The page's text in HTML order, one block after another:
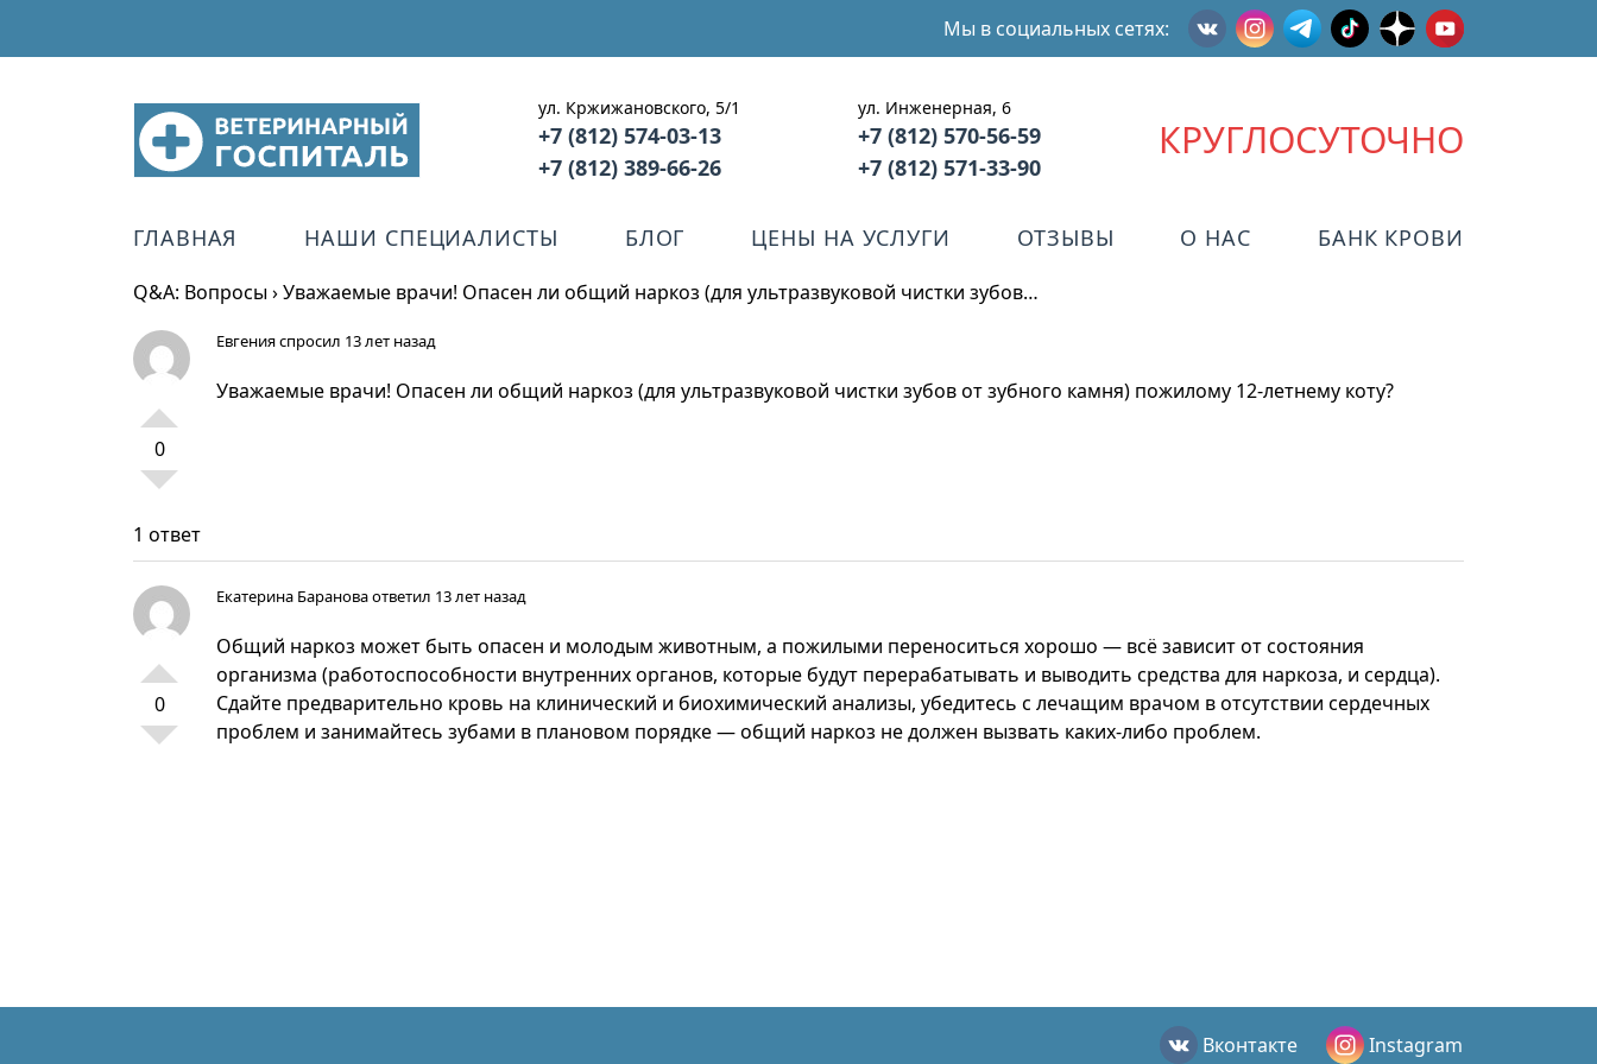
Мы в социальных сетях:
ул. Кржижановского, 5/1
+7 (812) 574-03-13
+7 (812) 389-66-26
ул. Инженерная, 6
+7 (812) 570-56-59
+7 (812) 571-33-90
КРУГЛОСУТОЧНО
ГЛАВНАЯ НАШИ СПЕЦИАЛИСТЫ БЛОГ ЦЕНЫ НА УСЛУГИ ОТЗЫВЫ О НАС БАНК КРОВИ
Q&A: Вопросы›Уважаемые врачи! Опасен ли общий наркоз (для ультразвуковой чистки зубов…
0
Евгенияспросил 13 лет назад
Уважаемые врачи! Опасен ли общий наркоз (для ультразвуковой чистки зубов от зубного камня) пожилому 12-летнему коту?
1 ответ
0
Екатерина Барановаответил 13 лет назад
Общий наркоз может быть опасен и молодым животным, а пожилыми переноситься хорошо — всё зависит от состояния
организма (работоспособности внутренних органов, которые будут перерабатывать и выводить средства для наркоза, и сердца).
Сдайте предварительно кровь на клинический и биохимический анализы, убедитесь с лечащим врачом в отсутствии сердечных
проблем и занимайтесь зубами в плановом порядке — общий наркоз не должен вызвать каких-либо проблем.
Вконтакте Instagram